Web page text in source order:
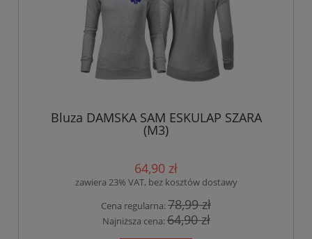
Bluza DAMSKA SAM ESKULAP SZARA
(M3)
64,90 zł
zawiera 23% VAT, bez kosztów dostawy
Cena regularna:78,99 zł
Najniższa cena:64,90 zł